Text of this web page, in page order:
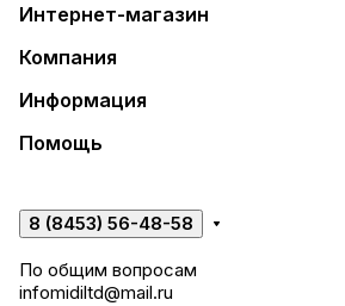
Интернет-магазин
Компания
Информация
Помощь
8 (8453) 56-48-58
По общим вопросам
infomidiltd@mail.ru